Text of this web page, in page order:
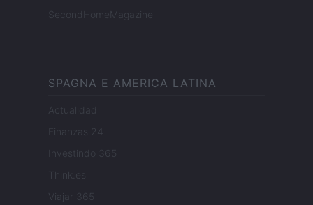
SecondHomeMagazine
SPAGNA E AMERICA LATINA
Actualidad
Finanzas 24
Investindo 365
Think.es
Viajar 365